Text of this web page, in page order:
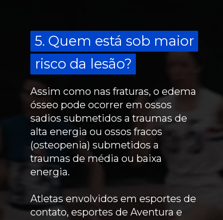
Assim como nas fraturas, o edema
ósseo pode ocorrer em ossos
sadios submetidos a traumas de
alta energia ou ossos fracos
(osteopenia) submetidos a
traumas de média ou baixa
energia.
Atletas envolvidos em esportes de
contato, esportes de Aventura e
5. Quem está sob maior
risco da lesão?
5. Quem está sob maior
risco da lesão?